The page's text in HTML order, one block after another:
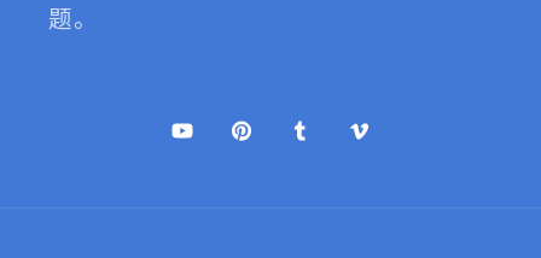
题。
YouTubePinterestTumblrVimeo